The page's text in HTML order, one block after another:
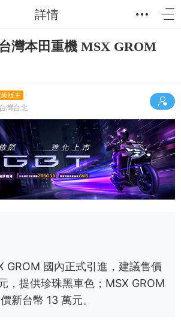
詳情
灣本田重機 MSX GROM
級版主
灣台北
GROM 國內正式引進，建議售價
，提供珍珠黑車色；MSX GROM
新台幣 13 萬元。